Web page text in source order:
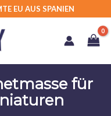
EU AUS SPANIEN
für